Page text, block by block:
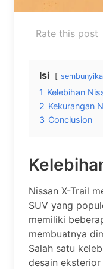
Rate this post
Isi
1 Kelebihan
2 Kekurangan
3 Conclusion
Nissan X-Trail
SUV yang
memiliki
membuatnya
Salah satu
desain